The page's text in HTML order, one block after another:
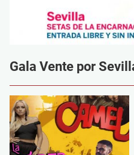
Gala Vente por